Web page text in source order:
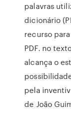
palavras
dicionário
recurso
PDF. no
alcança o
pela
de João